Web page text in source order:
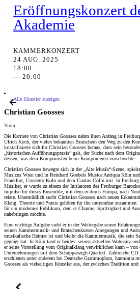
Eröffnungskonzert
Akademie
KAMMERKONZERT
24 AUG. 2025
18:00
— 20:00
Alle Künstler anzeigen
Christian Goosses
Viola
Die Karriere von Christian Goosses nahm ihren Anfang in
Ulrich Koch, der vielen bekannten Bratschern den Weg zu den
kristallisierte sich für Christian Goosses heraus, dass sein
„historischen Aufführungspraxis“ galt, der Suche nach dem
dessen, was dem Komponisten beim Komponieren vorschwebte.
Christian Goosses bewegte sich in der „Alte Musik“-Szene,
Musicus Wien und in Reinhard Goebels Musica Antiqua Köln
Frankfurt, Concerto Köln und dem Cantus Cölln mit. In Freiburg
Musiker, er wurde zu einem der Initiatoren des Freiburger
Impulse für dieses Ensemble, mit dem er durch Europa, nach
reiste. Unermüdlich sucht Christian Goosses nach neuen
Klang. Theorie und Praxis gehören für ihn untrennbar
für ein modernes Publikum, dem er Charme, Spritzigkeit und
nahebringen möchte.
Eine wichtige Aufgabe sieht er in der Weitergabe seiner
seinen Kammermusik- und Bratschenkursen Anregungen und
musikalische Heimat ist und bleibt die Kammermusik, die sein
geprägt hat. In Köln fand er beides: seinen aktuellen Wohnsitz
er seine Vorstellung vom Originalklang verwirklichen kann – von
Unternehmungen mit dem Schuppanzigh-Quartett. Zahlreiche
erschienen unter anderem bei Deutsche Grammophon, harmonia
Goosses als vielseitigen Künstler aus, der zwischen Tradition